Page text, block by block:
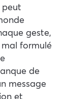
peut
geste,
formulé
de
message
et